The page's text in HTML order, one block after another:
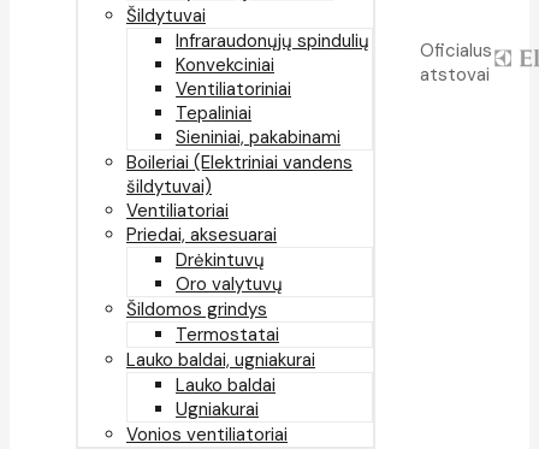
Šildytuvai
Infraraudonųjų spindulių
Konvekciniai
Ventiliatoriniai
Tepaliniai
Sieniniai, pakabinami
Boileriai (Elektriniai vandens
šildytuvai)
Ventiliatoriai
Priedai, aksesuarai
Drėkintuvų
Oro valytuvų
Šildomos grindys
Termostatai
Lauko baldai, ugniakurai
Lauko baldai
Ugniakurai
Vonios ventiliatoriai
Oficialus
atstovai